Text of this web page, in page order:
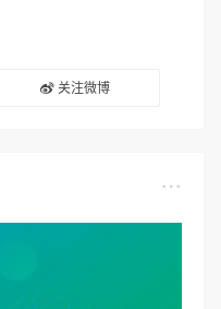
关注微博